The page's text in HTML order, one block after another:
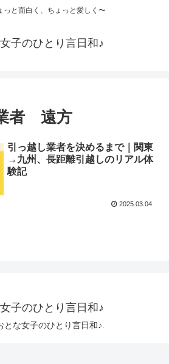
っと面白く、ちょっと愛しく〜
子のひとり言日和♪
者 遠方
引っ越し業者を決めるまで｜関東
→九州、長距離引越しのリアル体
験記
2025.03.04
子のひとり言日和♪
な女子のひとり言日和♪.